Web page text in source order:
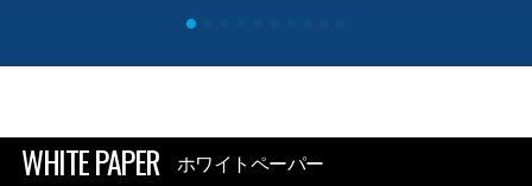
WHITE PAPER ホワイトペーパー